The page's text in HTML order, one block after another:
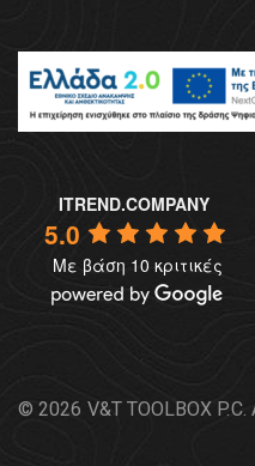
ITREND.COMPANY
5.0
Με βάση 10 κριτικές
© 2026 V&T TOOLBOX